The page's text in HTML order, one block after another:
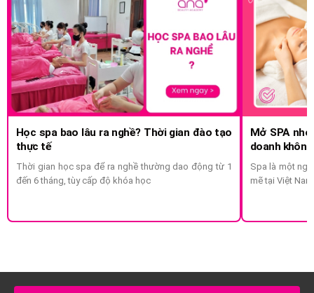
Học spa bao lâu ra nghề? Thời gian đào tạo
thực tế
Thời gian học spa để ra nghề thường dao động từ 1
đến 6 tháng, tùy cấp độ khóa học
Mở SPA
doanh
Spa là một
mẽ tại Việt